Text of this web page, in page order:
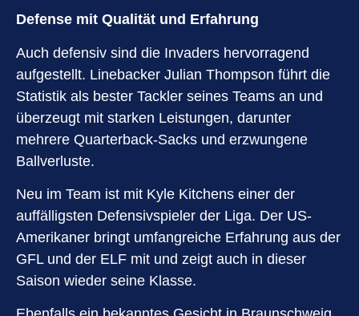
Defense mit Qualität und Erfahrung
Auch defensiv sind die Invaders hervorragend
aufgestellt. Linebacker Julian Thompson führt die
Statistik als bester Tackler seines Teams an und
überzeugt mit starken Leistungen, darunter
mehrere Quarterback-Sacks und erzwungene
Ballverluste.
Neu im Team ist mit Kyle Kitchens einer der
auffälligsten Defensivspieler der Liga. Der US-
Amerikaner bringt umfangreiche Erfahrung aus der
GFL und der ELF mit und zeigt auch in dieser
Saison wieder seine Klasse.